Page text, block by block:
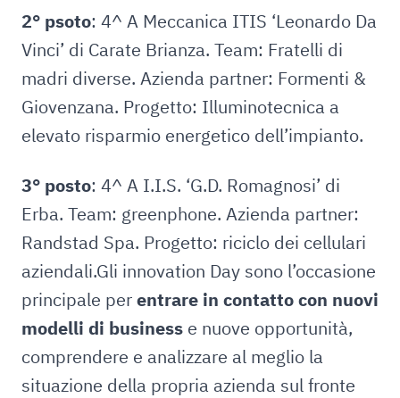
2° psoto: 4^ A Meccanica ITIS ‘Leonardo Da
Vinci’ di Carate Brianza. Team: Fratelli di
madri diverse. Azienda partner: Formenti &
Giovenzana. Progetto: Illuminotecnica a
elevato risparmio energetico dell’impianto.
3° posto: 4^ A I.I.S. ‘G.D. Romagnosi’ di
Erba. Team: greenphone. Azienda partner:
Randstad Spa. Progetto: riciclo dei cellulari
aziendali.Gli innovation Day sono l’occasione
principale perentrare in contatto con nuovi
modelli di business e nuove opportunità,
comprendere e analizzare al meglio la
situazione della propria azienda sul fronte